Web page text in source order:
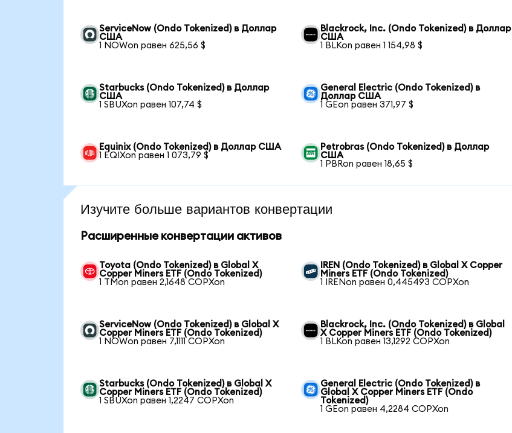
ServiceNow (Ondo Tokenized) в Доллар
США
1 NOWon равен 625,56 $
Blackrock, Inc. (Ondo Tokenized) в Доллар
США
1 BLKon равен 1 154,98 $
Starbucks (Ondo Tokenized) в Доллар
США
1 SBUXon равен 107,74 $
General Electric (Ondo Tokenized) в
Доллар США
1 GEon равен 371,97 $
Equinix (Ondo Tokenized) в Доллар США
1 EQIXon равен 1 073,79 $
Petrobras (Ondo Tokenized) в Доллар
США
1 PBRon равен 18,65 $
Изучите больше вариантов конвертации
Расширенные конвертации активов
Toyota (Ondo Tokenized) в Global X
Copper Miners ETF (Ondo Tokenized)
1 TMon равен 2,1648 COPXon
IREN (Ondo Tokenized) в Global X Copper
Miners ETF (Ondo Tokenized)
1 IRENon равен 0,445493 COPXon
ServiceNow (Ondo Tokenized) в Global X
Copper Miners ETF (Ondo Tokenized)
1 NOWon равен 7,1111 COPXon
Blackrock, Inc. (Ondo Tokenized) в Global
X Copper Miners ETF (Ondo Tokenized)
1 BLKon равен 13,1292 COPXon
Starbucks (Ondo Tokenized) в Global X
Copper Miners ETF (Ondo Tokenized)
1 SBUXon равен 1,2247 COPXon
General Electric (Ondo Tokenized) в
Global X Copper Miners ETF (Ondo
Tokenized)
1 GEon равен 4,2284 COPXon